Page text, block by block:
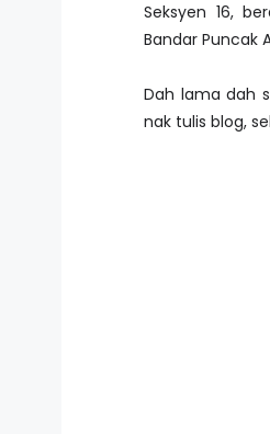
Seksyen 16,
Bandar Puncak
Dah lama dah
nak tulis blog,